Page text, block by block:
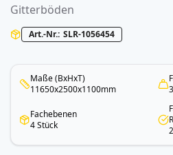
Gitterböden
Art.-Nr. SLR-1056454
Maße (BxHxT)
11650x2500x1100mm
Fachebenen
4 Stück